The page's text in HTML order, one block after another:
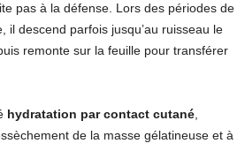
pas à la défense. Lors des périodes de
il descend parfois jusqu’au ruisseau le
remonte sur la feuille pour transférer
hydratation par contact cutané,
de la masse gélatineuse et à